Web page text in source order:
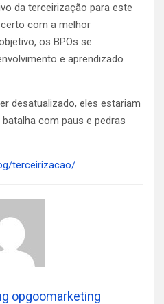
da terceirização para este
com a melhor
os BPOs se
e aprendizado
desatualizado, eles estariam
com paus e pedras
terceirizacao/
opgoomarketing